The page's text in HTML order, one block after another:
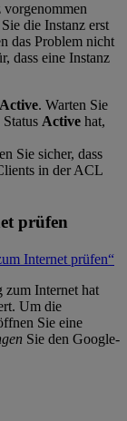
die Instanz erst
das Problem nicht
dass eine Instanz
Active. Warten Sie
Active hat,
Sie sicher, dass
in der ACL
prüfen
Internet prüfen“
zum Internet hat
Um die
Sie eine
Sie den Google-